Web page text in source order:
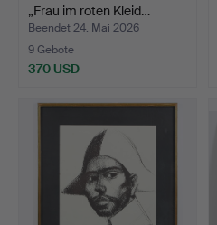
„Frau im roten Kleid…
Beendet 24. Mai 2026
9 Gebote
370 USD